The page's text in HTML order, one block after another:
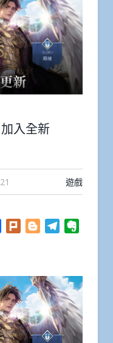
入全新
遊戲
Facebook
Plurk BloggerTelegram